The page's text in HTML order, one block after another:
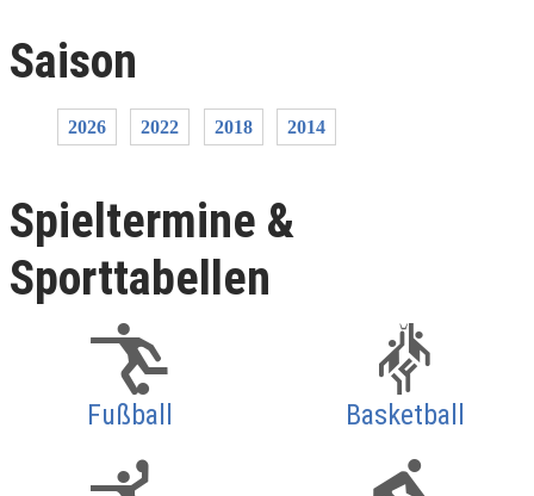
Saison
2026 2022 2018 2014
Spieltermine &
Sporttabellen
Fußball Basketball